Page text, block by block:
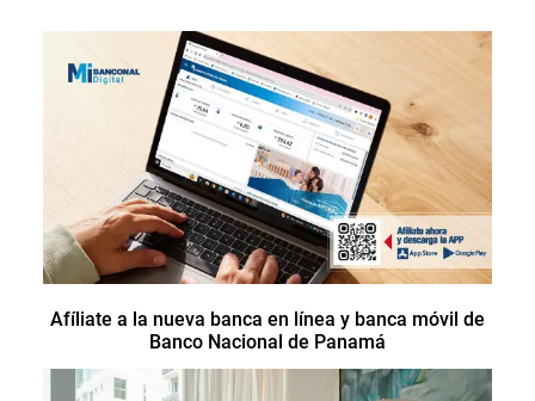
Afíliate a la nueva banca en línea y banca móvil de
Banco Nacional de Panamá